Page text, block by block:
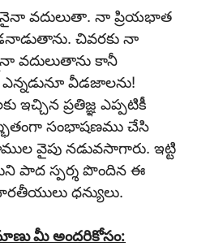
వదులుతా. నా ప్రియభాత
చివరకు నా
వదులుతాను కానీ
వీడజాలను!
ఇచ్చిన ప్రతిజ్ఞ ఎప్పటికీ
సంభాషణము చేసి
వైపు నడువసాగారు. ఇట్టి
పాద స్పర్శ పొందిన ఈ
ధన్యులు.
మీ అందరికోసం: